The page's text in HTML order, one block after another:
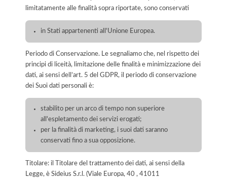
limitatamente alle finalità sopra riportate, sono conservati
in Stati appartenenti all'Unione Europea.
Periodo di Conservazione. Le segnaliamo che, nel rispetto dei
principi di liceità, limitazione delle finalità e minimizzazione dei
dati, ai sensi dell’art. 5 del GDPR, il periodo di conservazione
dei Suoi dati personali è:
stabilito per un arco di tempo non superiore
all'espletamento dei servizi erogati;
per la finalità di marketing, i suoi dati saranno
conservati fino a sua opposizione.
Titolare: il Titolare del trattamento dei dati, ai sensi della
Legge, è Sideius S.r.l. (Viale Europa, 40 , 41011